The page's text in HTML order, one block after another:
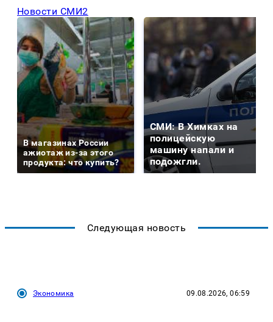
Новости СМИ2
В магазинах России
ажиотаж из-за этого
продукта: что купить?
СМИ: В Химках на
полицейскую
машину напали и
подожгли.
Следующая новость
Экономика 09.08.2026, 06:59